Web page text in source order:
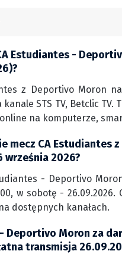
Estudiantes -
z Deportivo Moron
STS TV, Betclic TV.
na komputerze,
mecz CA Estudiantes
września 2026?
- Deportivo
w sobotę - 26.09.2026.
dostępnych kanałach.
Deportivo Moron za
transmisja